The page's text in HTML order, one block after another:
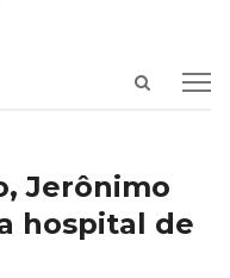
Open
Jerônimo
hospital de